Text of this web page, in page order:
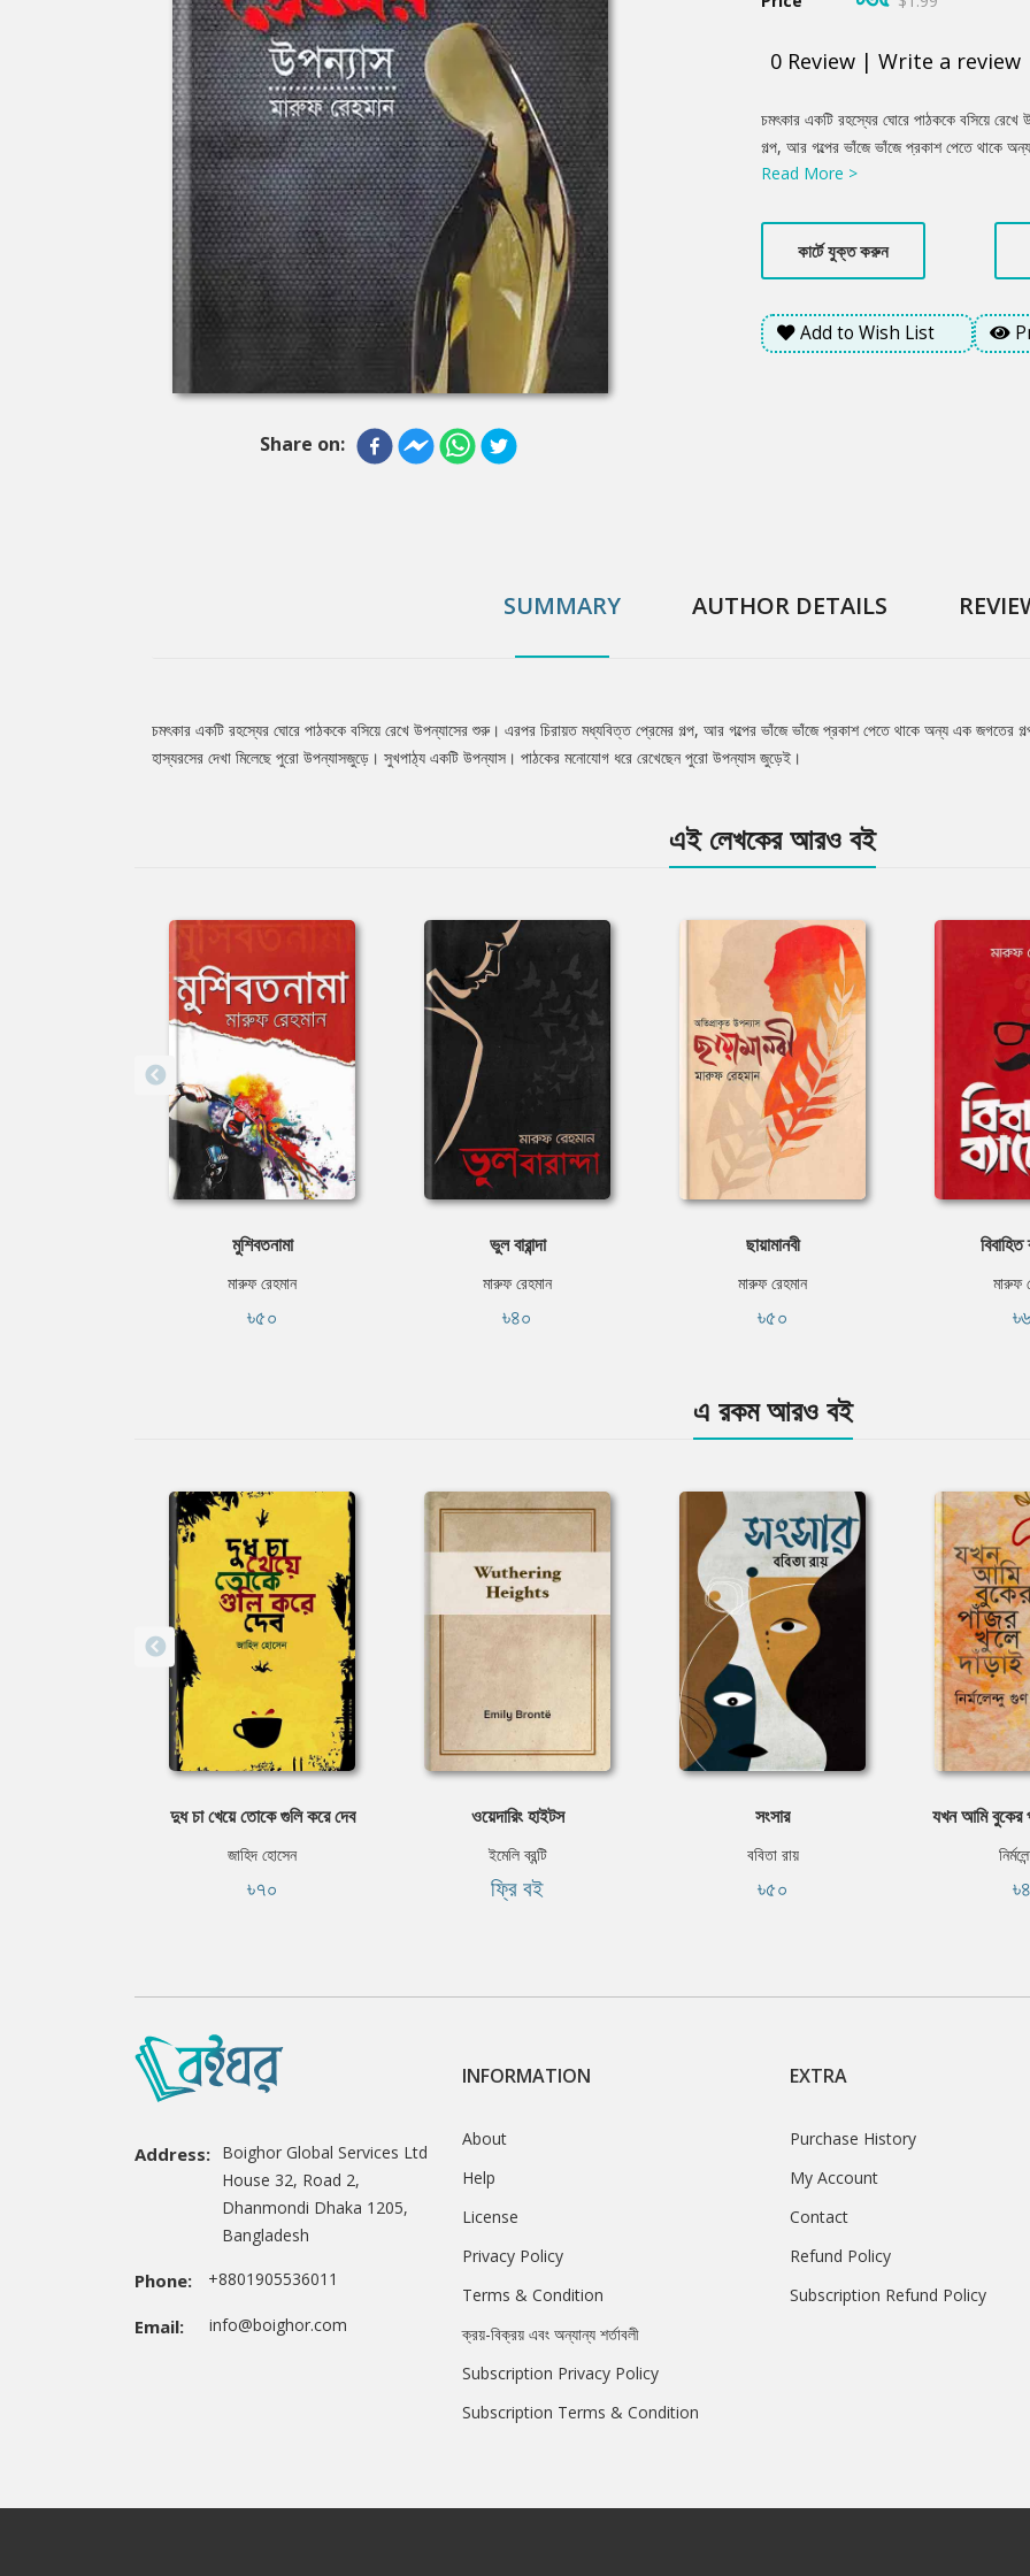
Share on:
0 Review | Write a review
Product
Summery
চমৎকার একটি রহস্যের ঘোরে পাঠককে বসিয়ে
গল্প, আর গল্পের ভাঁজে ভাঁজে প্রকাশ পেতে থাকে
দক্ষতার পরিচয় দিয়েছেন, বুদ্ধিদীপ্ত হাস্যরসের
Read More >
কার্টে যুক্ত করুন
Add to Wish List
SUMMARY AUTHOR DETAILS
Tab
চমৎকার একটি রহস্যের ঘোরে পাঠককে বসিয়ে রেখে উপন্যাসের শুরু। এরপর চিরায়ত মধ্যবিত্ত প্রেমের গল্প, আর গল্পের ভাঁজে ভাঁজে প্রকাশ পেতে থাকে অন্য এক জগতের
হাস্যরসের দেখা মিলেছে পুরো উপন্যাসজুড়ে। সুখপাঠ্য একটি উপন্যাস। পাঠকের মনোযোগ ধরে রেখেছেন পুরো উপন্যাস জুড়েই।
এই লেখকের আরও বই
মুশিবতনামা
মারুফ রেহমান
৳৫০
ভুল বারান্দা
মারুফ রেহমান
৳৪০
ছায়ামানবী
মারুফ রেহমান
৳৫০
মারুফ
এ রকম আরও বই
দুধ চা খেয়ে তোকে গুলি করে দেব
জাহিদ হোসেন
৳৭০
ওয়েদারিং হাইটস
ইমেলি ব্রন্টি
ফ্রি বই
সংসার
ববিতা রায়
৳৫০
যখন আমি বুকের
Address: Boighor Global Services Ltd
House 32, Road 2,
Dhanmondi Dhaka 1205,
Bangladesh
Phone: +8801905536011
Email: info@boighor.com
INFORMATION
About
Help
License
Privacy Policy
Terms & Condition
ক্রয়-বিক্রয় এবং অন্যান্য শর্তাবলী
Subscription Privacy Policy
Subscription Terms & Condition
EXTRA
Purchase History
My Account
Contact
Refund Policy
Subscription Refund Policy